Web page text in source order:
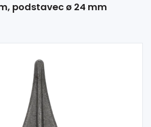
podstavec ø 24 mm